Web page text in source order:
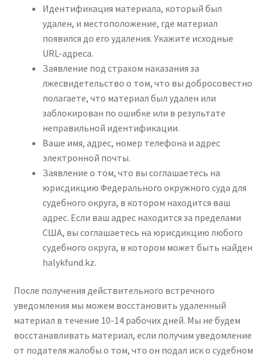
Идентификация материала, который был
удален, и местоположение, где материал
появился до его удаления. Укажите исходные
URL-адреса.
Заявление под страхом наказания за
лжесвидетельство о том, что вы добросовестно
полагаете, что материал был удален или
заблокирован по ошибке или в результате
неправильной идентификации.
Ваше имя, адрес, номер телефона и адрес
электронной почты.
Заявление о том, что вы соглашаетесь на
юрисдикцию Федерального окружного суда для
судебного округа, в котором находится ваш
адрес. Если ваш адрес находится за пределами
США, вы соглашаетесь на юрисдикцию любого
судебного округа, в котором может быть найден
halykfund.kz.
После получения действительного встречного
уведомления мы можем восстановить удаленный
материал в течение 10-14 рабочих дней. Мы не будем
восстанавливать материал, если получим уведомление
от подателя жалобы о том, что он подал иск о судебном